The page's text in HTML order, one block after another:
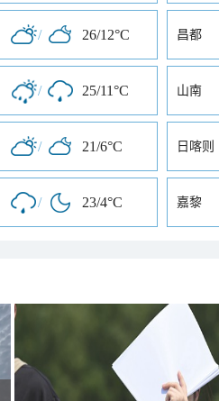
/ 26/12°C 昌都
/ 25/11°C 山南
/ 21/6°C 日喀则
/ 23/4°C 嘉黎